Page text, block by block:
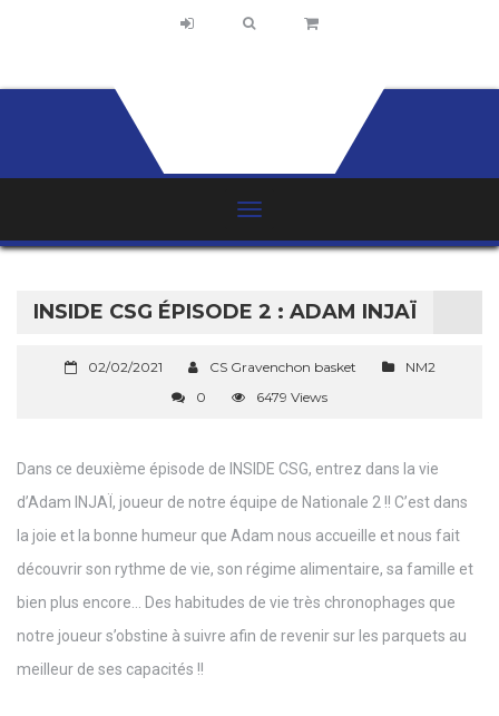
INSIDE CSG ÉPISODE 2 : ADAM INJAÏ
02/02/2021 CS Gravenchon basket
NM2
0
6479 Views
Dans ce deuxième épisode de INSIDE CSG, entrez dans la vie
d’Adam INJAÏ, joueur de notre équipe de Nationale 2 !! C’est dans
la joie et la bonne humeur que Adam nous accueille et nous fait
découvrir son rythme de vie, son régime alimentaire, sa famille et
bien plus encore… Des habitudes de vie très chronophages que
notre joueur s’obstine à suivre afin de revenir sur les parquets au
meilleur de ses capacités !!